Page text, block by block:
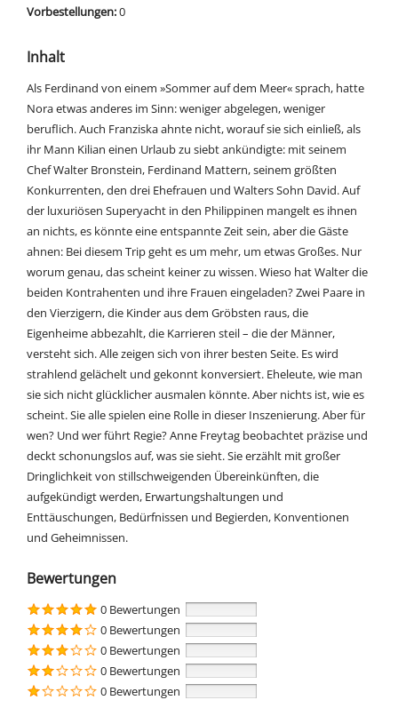
Vorbestellungen:0
Inhalt
Als Ferdinand von einem »Sommer auf dem Meer« sprach, hatte
Nora etwas anderes im Sinn: weniger abgelegen, weniger
beruflich. Auch Franziska ahnte nicht, worauf sie sich einließ, als
ihr Mann Kilian einen Urlaub zu siebt ankündigte: mit seinem
Chef Walter Bronstein, Ferdinand Mattern, seinem größten
Konkurrenten, den drei Ehefrauen und Walters Sohn David. Auf
der luxuriösen Superyacht in den Philippinen mangelt es ihnen
an nichts, es könnte eine entspannte Zeit sein, aber die Gäste
ahnen: Bei diesem Trip geht es um mehr, um etwas Großes. Nur
worum genau, das scheint keiner zu wissen. Wieso hat Walter die
beiden Kontrahenten und ihre Frauen eingeladen? Zwei Paare in
den Vierzigern, die Kinder aus dem Gröbsten raus, die
Eigenheime abbezahlt, die Karrieren steil – die der Männer,
versteht sich. Alle zeigen sich von ihrer besten Seite. Es wird
strahlend gelächelt und gekonnt konversiert. Eheleute, wie man
sie sich nicht glücklicher ausmalen könnte. Aber nichts ist, wie es
scheint. Sie alle spielen eine Rolle in dieser Inszenierung. Aber für
wen? Und wer führt Regie? Anne Freytag beobachtet präzise und
deckt schonungslos auf, was sie sieht. Sie erzählt mit großer
Dringlichkeit von stillschweigenden Übereinkünften, die
aufgekündigt werden, Erwartungshaltungen und
Enttäuschungen, Bedürfnissen und Begierden, Konventionen
und Geheimnissen.
Bewertungen
0 Bewertungen
0 Bewertungen
0 Bewertungen
0 Bewertungen
0 Bewertungen